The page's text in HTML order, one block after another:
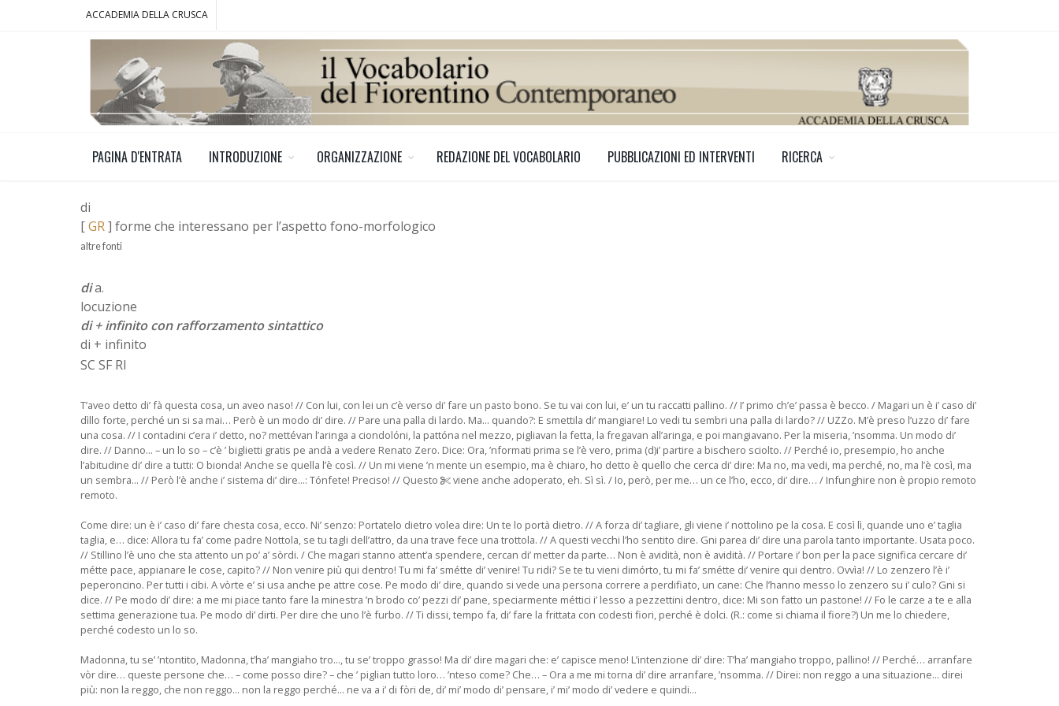
ACCADEMIA DELLA CRUSCA
PAGINA D'ENTRATA INTRODUZIONE ORGANIZZAZIONE REDAZIONE DEL VOCABOLARIO PUBBLICAZIONI ED INTERVENTI RICERCA
di
[GR] forme che interessano per l’aspetto fono-morfologico
altre fonti
dia.
locuzione
di + infinito con rafforzamento sintattico
di + infinito
SC SF RI
T’aveo detto di’ fà questa cosa, un aveo naso! // Con lui, con lei un c’è verso di’ fare un pasto bono. Se tu vai con lui, e’ un tu raccatti pallino. // I’ primo ch’e’ passa è becco. / Magari un è i’ caso di’
dìllo forte, perché un si sa mai… Però è un modo di’ dire. // Pare una palla di lardo. Ma... quando?: E smettila di’ mangiare! Lo vedi tu sembri una palla di lardo? // UZZo. M’è preso l’uzzo di’ fare
una cosa. // I contadini c’era i’ detto, no? mettévan l’aringa a ciondolóni, la pattóna nel mezzo, pigliavan la fetta, la fregavan all’aringa, e poi mangiavano. Per la miseria, ’nsomma. Un modo di’
dire. // Danno... – un lo so – c’è ’ biglietti gratis pe andà a vedere Renato Zero. Dice: Ora, ’nformati prima se l’è vero, prima (d)i’ partire a bischero sciolto. // Perché io, presempio, ho anche
l’abitudine di’ dire a tutti: O bionda! Anche se quella l’è così. // Un mi viene ’n mente un esempio, ma è chiaro, ho detto è quello che cerca di’ dire: Ma no, ma vedi, ma perché, no, ma l’è così, ma
un sembra... // Però l’è anche i’ sistema di’ dire...: Tónfete! Preciso! // Questo
viene anche adoperato, eh. Sì sì. / Io, però, per me… un ce l’ho, ecco, di’ dire… / Infunghire non è propio remoto
remoto.
Come dire: un è i’ caso di’ fare chesta cosa, ecco. Ni’ senzo: Portatelo dietro volea dire: Un te lo portà dietro. // A forza di’ tagliare, gli viene i’ nottolino pe la cosa. E così lì, quande uno e’ taglia
taglia, e… dice: Allora tu fa’ come padre Nottola, se tu tagli dell’attro, da una trave fece una trottola. // A questi vecchi l’ho sentito dire. Gni parea di’ dire una parola tanto importante. Usata poco.
// Stillino l’è uno che sta attento un po’ a’ sòrdi. / Che magari stanno attent’a spendere, cercan di’ metter da parte… Non è avidità, non è avidità. // Portare i’ bon per la pace significa cercare di’
métte pace, appianare le cose, capito? // Non venire più qui dentro! Tu mi fa’ smétte di’ venire! Tu ridi? Se te tu vieni dimórto, tu mi fa’ smétte di’ venire qui dentro. Ovvìa! // Lo zenzero l’è i’
peperoncino. Per tutti i cibi. A vòrte e’ si usa anche pe attre cose. Pe modo di’ dire, quando si vede una persona correre a perdifiato, un cane: Che l’hanno messo lo zenzero su i’ culo? Gni si
dice. // Pe modo di’ dire: a me mi piace tanto fare la minestra ’n brodo co’ pezzi di’ pane, speciarmente méttici i’ lesso a pezzettini dentro, dice: Mi son fatto un pastone! // Fo le carze a te e alla
settima generazione tua. Pe modo di’ dirti. Per dire che uno l’è furbo. // Ti dissi, tempo fa, di’ fare la frittata con codesti fiori, perché è dolci. (R.: come si chiama il fiore?) Un me lo chiedere,
perché codesto un lo so.
Madonna, tu se’ ’ntontito, Madonna, t’ha’ mangiaho tro..., tu se’ troppo grasso! Ma di’ dire magari che: e’ capisce meno! L’intenzione di’ dire: T’ha’ mangiaho troppo, pallino! // Perché… arranfare
vòr dire… queste persone che… – come posso dire? – che ’ piglian tutto loro… ’nteso come? Che… – Ora a me mi torna di’ dire arranfare, ’nsomma. // Direi: non reggo a una situazione... direi
più: non la reggo, che non reggo... non la reggo perché... ne va a i’ di fòri de, di’ mi’ modo di’ pensare, i’ mi’ modo di’ vedere e quindi...